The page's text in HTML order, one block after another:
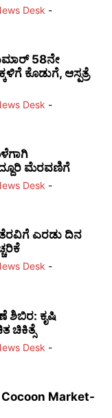
Desk -
58ನೇ
ಕೊಡುಗೆ, ಆಸ್ಪತ್ರೆ
Desk -
ಮೆರವಣಿಗೆ
Desk -
ಎರಡು ದಿನ
Desk -
ಶಿಬಿರ: ಕೃಷಿ
ಚಿಕಿತ್ಸೆ
Desk -
Market-